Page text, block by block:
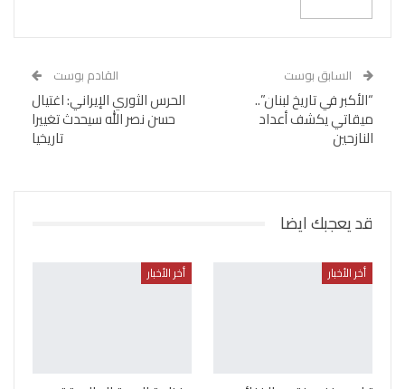
السابق بوست
“الأكبر في تاريخ لبنان”..
ميقاتي يكشف أعداد
النازحين
القادم بوست
الحرس الثوري الإيراني: اغتيال
حسن نصر الله سيحدث تغييرا
تاريخيا
قد يعجبك ايضا
أخر الأخبار أخر الأخبار